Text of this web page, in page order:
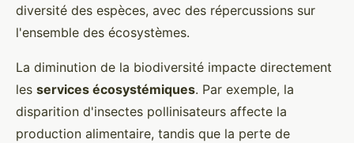
diversité des espèces, avec des répercussions sur
l'ensemble des écosystèmes.
La diminution de la biodiversité impacte directement
les services écosystémiques. Par exemple, la
disparition d'insectes pollinisateurs affecte la
production alimentaire, tandis que la perte de